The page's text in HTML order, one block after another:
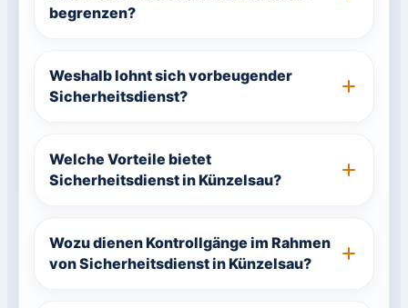
begrenzen?
Weshalb lohnt sich vorbeugender
Sicherheitsdienst?
Welche Vorteile bietet
Sicherheitsdienst in Künzelsau?
Wozu dienen Kontrollgänge im Rahmen
von Sicherheitsdienst in Künzelsau?